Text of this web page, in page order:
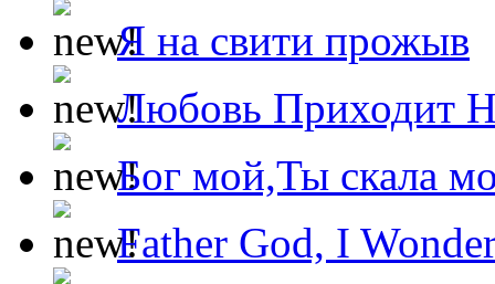
Я на свити прожыв
Любовь Приходит
Бог мой,Ты скала
Father God, I